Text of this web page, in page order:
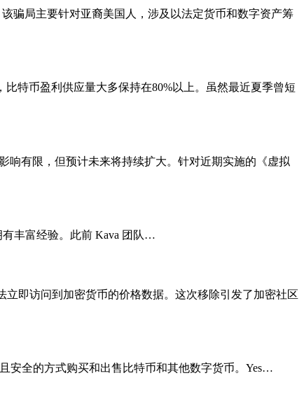
骗局主要针对亚裔美国人，涉及以法定货币和数字资产筹
特币盈利供应量大多保持在80%以上。虽然最近夏季曾短
响有限，但预计未来将持续扩大。针对近期实施的《虚拟
有丰富经验。此前 Kava 团队…
即访问到加密货币的价格数据。这次移除引发了加密社区
安全的方式购买和出售比特币和其他数字货币。Yes…